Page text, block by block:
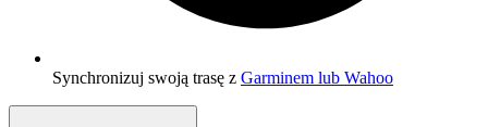
Synchronizuj swoją trasę z Garminem lub Wahoo